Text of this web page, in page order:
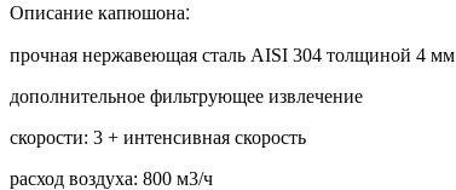
Описание капюшона:
прочная нержавеющая сталь AISI 304 толщиной 4 мм
дополнительное фильтрующее извлечение
скорости: 3 + интенсивная скорость
расход воздуха: 800 м3/ч